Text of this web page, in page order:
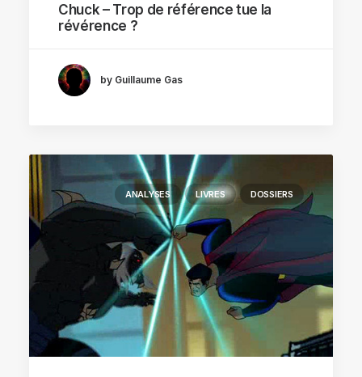
Chuck – Trop de référence tue la
révérence ?
by Guillaume Gas
ANALYSES LIVRES DOSSIERS